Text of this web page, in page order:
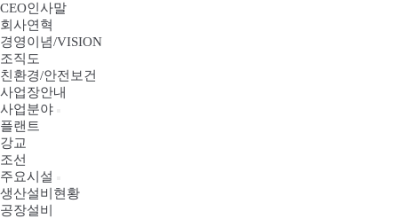
CEO인사말
회사연혁
경영이념/VISION
조직도
친환경/안전보건
사업장안내
사업분야
플랜트
강교
조선
주요시설
생산설비현황
공장설비